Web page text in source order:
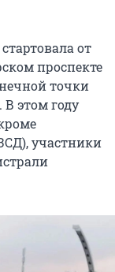
от
проспекте
точки
этом году
участники